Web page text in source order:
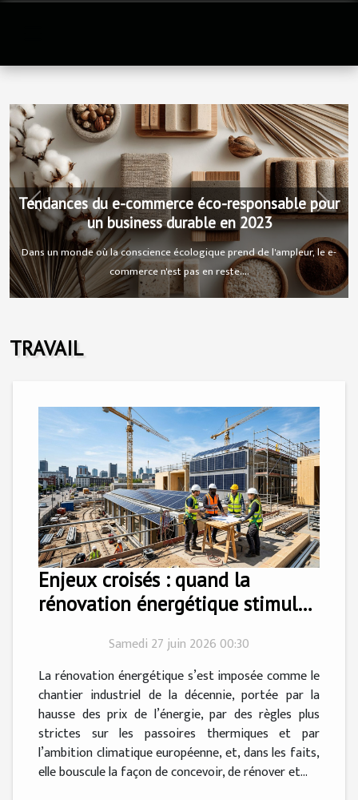
Tendances du e-commerce éco-responsable pour
un business durable en 2023
Dans un monde où la conscience écologique prend de l'ampleur, le e-
commerce n'est pas en reste....
Previous Next
TRAVAIL
Enjeux croisés : quand la
rénovation énergétique stimule
Samedi 27 juin 2026 00:30
La rénovation énergétique s’est imposée comme le
chantier industriel de la décennie, portée par la
hausse des prix de l’énergie, par des règles plus
strictes sur les passoires thermiques et par
l’ambition climatique européenne, et, dans les faits,
elle bouscule la façon de concevoir, de rénover et...